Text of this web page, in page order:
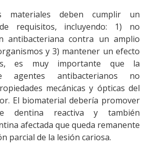
materiales deben cumplir un
requisitos, incluyendo: 1) no
antibacteriana contra un amplio
y 3) mantener un efecto
es muy importante que la
agentes antibacterianos no
mecánicas y ópticas del
El biomaterial debería promover
dentina reactiva y también
afectada que queda remanente
parcial de la lesión cariosa.